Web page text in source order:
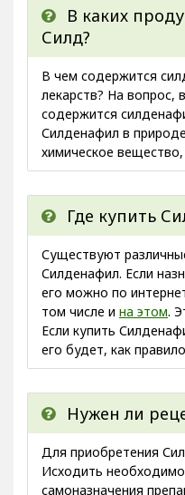
В каких
Силд?
В чем содержится
лекарств? На вопрос,
содержится
Силденафил в
химическое
Где купить
Существуют
Силденафил. Если
его можно по
том числе и на этом.
Если купить
его будет, как
Нужен ли
Для приобретения
Исходить необходимо
самоназначения